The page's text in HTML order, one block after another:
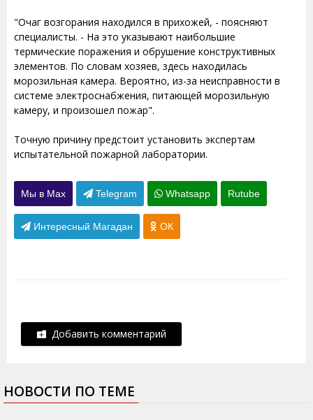
"Очаг возгорания находился в прихожей, - поясняют
специалисты. - На это указывают наибольшие
термические поражения и обрушение конструктивных
элементов. По словам хозяев, здесь находилась
морозильная камера. Вероятно, из-за неисправности в
системе электроснабжения, питающей морозильную
камеру, и произошел пожар".
Точную причину предстоит установить экспертам
испытательной пожарной лаборатории.
Мы в Max Telegram Whatsapp Rutube
Интересный Магадан ОК
Добавить комментарий
НОВОСТИ ПО ТЕМЕ